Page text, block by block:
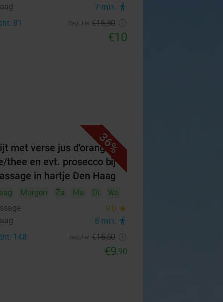
7 min. directions_walk
81 €16,50
€10
36%
met verse jus d'orange +
thee en evt. prosecco bij
in hartje Den Haag
Morgen Za Ma Di
Wo
9.0 star
8 min. directions_walk
148 €15,50
€9,90